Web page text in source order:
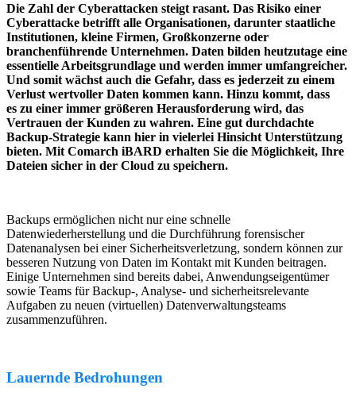
Die Zahl der Cyberattacken steigt rasant. Das Risiko einer
Cyberattacke betrifft alle Organisationen, darunter staatliche
Institutionen, kleine Firmen, Großkonzerne oder
branchenführende Unternehmen. Daten bilden heutzutage eine
essentielle Arbeitsgrundlage und werden immer umfangreicher.
Und somit wächst auch die Gefahr, dass es jederzeit zu einem
Verlust wertvoller Daten kommen kann. Hinzu kommt, dass
es zu einer immer größeren Herausforderung wird, das
Vertrauen der Kunden zu wahren. Eine gut durchdachte
Backup-Strategie kann hier in vielerlei Hinsicht Unterstützung
bieten. Mit Comarch iBARD erhalten Sie die Möglichkeit, Ihre
Dateien sicher in der Cloud zu speichern.
Backups ermöglichen nicht nur eine schnelle
Datenwiederherstellung und die Durchführung forensischer
Datenanalysen bei einer Sicherheitsverletzung, sondern können zur
besseren Nutzung von Daten im Kontakt mit Kunden beitragen.
Einige Unternehmen sind bereits dabei, Anwendungseigentümer
sowie Teams für Backup-, Analyse- und sicherheitsrelevante
Aufgaben zu neuen (virtuellen) Datenverwaltungsteams
zusammenzuführen.
Lauernde Bedrohungen